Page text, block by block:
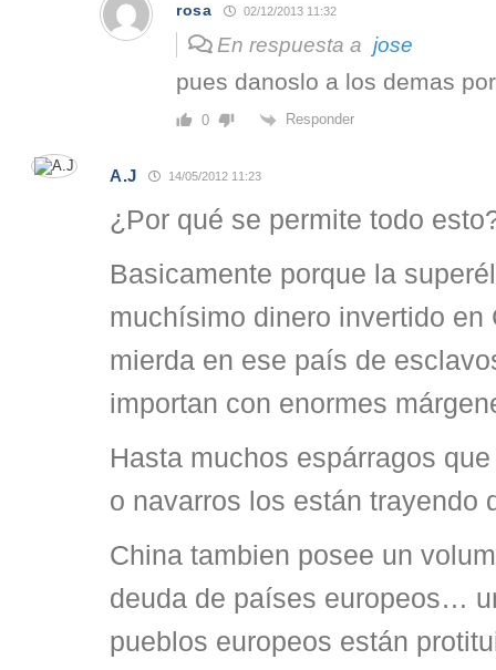
rosa 02/12/2013 11:32
En respuesta a jose
pues danoslo a los demas
0 Responder
A.J 14/05/2012 11:23
¿Por qué se permite todo
Basicamente porque la
muchísimo dinero invertido en
mierda en ese país de
importan con enormes
Hasta muchos espárragos
o navarros los están trayendo
China tambien posee un
deuda de países europeos…
pueblos europeos están